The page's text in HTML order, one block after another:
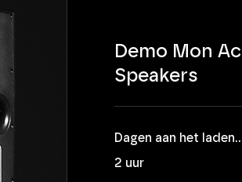
Demo Mon
Speakers
Dagen aan het
2 uur